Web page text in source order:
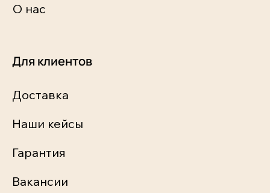
О нас
Для клиентов
Доставка
Наши кейсы
Гарантия
Вакансии